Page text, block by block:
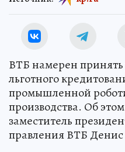
ВТБ намерен принять
льготного
промышленной
производства. Об
заместитель
правления ВТБ